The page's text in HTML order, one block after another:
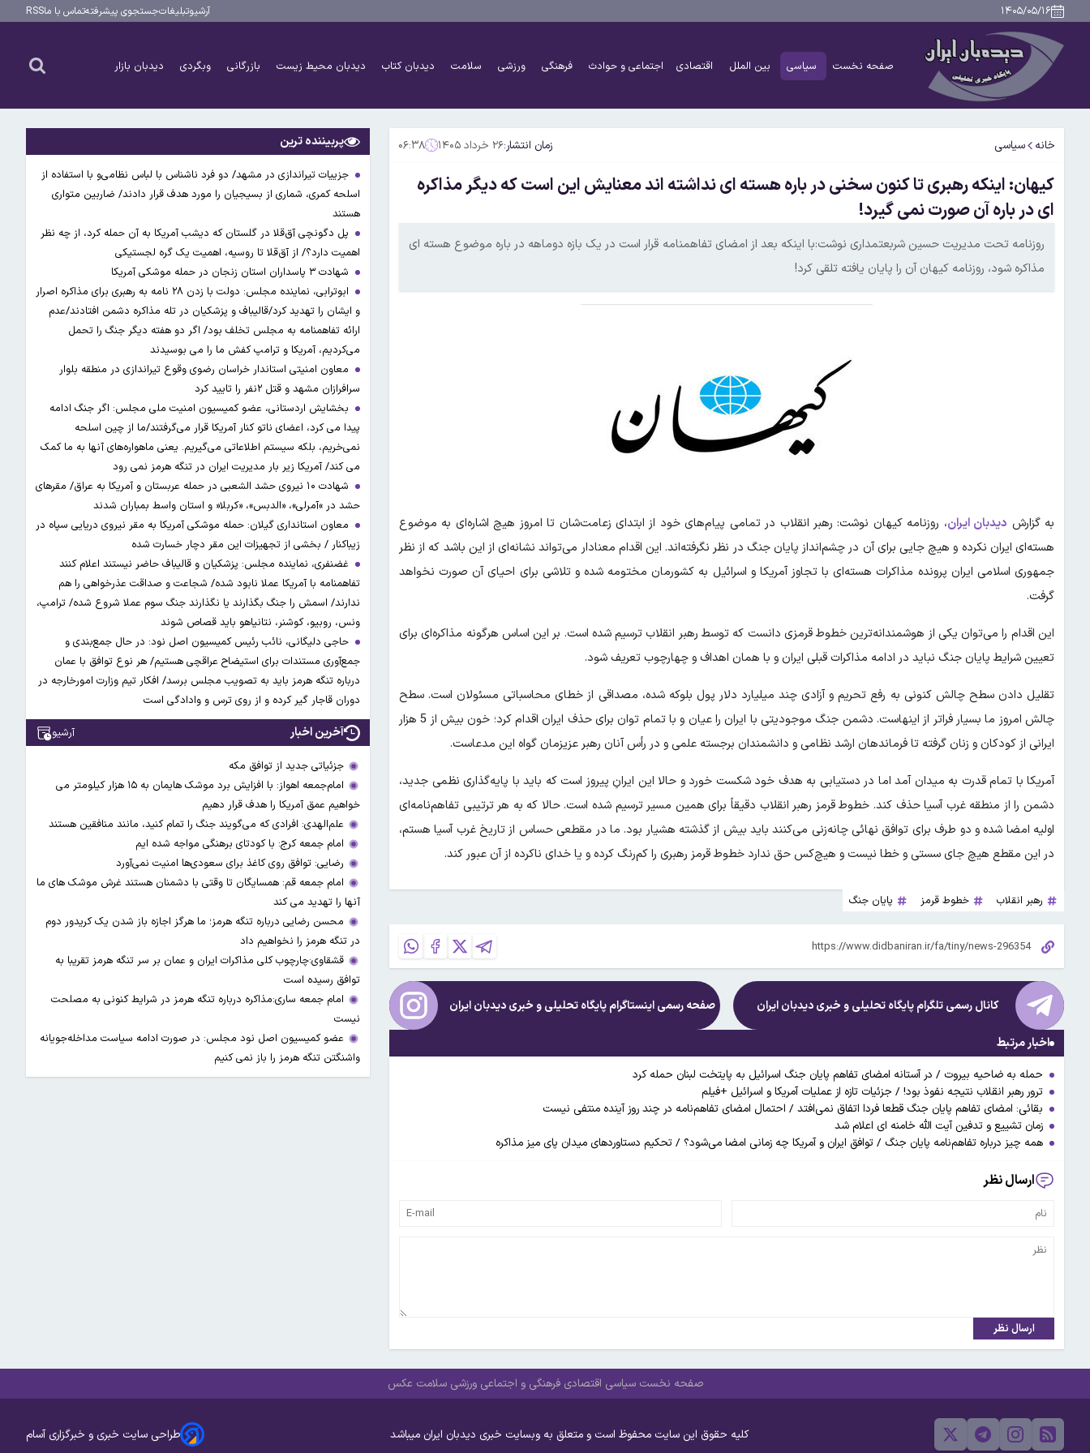
۱۴۰۵/۰۵/۱۶ آرشیوتبلیغاتجستجوی پیشرفتهتماس با ماRSS
صفحه نخست سیاسی بین الملل اقتصادی اجتماعی و حوادث فرهنگی ورزشی سلامت دیدبان کتاب دیدبان محیط زیست بازرگانی وبگردی دیدبان بازار
خانه سیاسی زمان انتشار:۲۶ خرداد ۱۴۰۵ ۰۶:۳۸
کیهان: اینکه رهبری تا کنون سخنی در باره هسته ای نداشته اند معنایش این است که دیگر مذاکره
ای در باره آن صورت نمی گیرد!
روزنامه تحت مدیریت حسین شربعتمداری نوشت:با اینکه بعد از امضای تفاهمنامه قرار است در یک بازه دوماهه در باره موضوع هسته ای
مذاکره شود، روزنامه کیهان آن را پایان یافته تلقی کرد!
به گزارش دیدبان ایران، روزنامه کیهان نوشت: رهبر انقلاب در تمامی پیام‌های خود از ابتدای زعامت‌شان تا امروز هیچ اشاره‌ای به موضوع
هسته‌ای ایران نکرده و هیچ جایی برای آن در چشم‌انداز پایان جنگ در نظر نگرفته‌اند. این اقدام معنادار می‌تواند نشانه‌ای از این باشد که از نظر
جمهوری اسلامی ایران پرونده مذاکرات هسته‌ای با تجاوز آمریکا و اسرائیل به کشورمان مختومه شده و تلاشی برای احیای آن صورت نخواهد
گرفت.
این اقدام را می‌توان یکی از هوشمندانه‌ترین خطوط قرمزی دانست که توسط رهبر انقلاب ترسیم شده است. بر این اساس هرگونه مذاکره‌ای برای
تعیین شرایط پایان جنگ نباید در ادامه مذاکرات قبلی ایران و با همان اهداف و چهارچوب تعریف شود.
تقلیل دادن سطح چالش کنونی به رفع تحریم و آزادی چند میلیارد دلار پول بلوکه شده، مصداقی از خطای محاسباتی مسئولان است. سطح
چالش امروز ما بسیار فراتر از اینهاست. دشمن جنگ موجودیتی با ایران را عیان و با تمام توان برای حذف ایران اقدام کرد؛ خون بیش از 5 هزار
ایرانی از کودکان و زنان گرفته تا فرماندهان ارشد نظامی و دانشمندان برجسته علمی و در رأس آنان رهبر عزیزمان گواه این مدعاست.
آمریکا با تمام قدرت به میدان آمد اما در دستیابی به هدف خود شکست خورد و حالا این ایرانِ پیروز است که باید با پایه‌گذاری نظمی جدید،
دشمن را از منطقه غرب آسیا حذف کند. خطوط قرمز رهبر انقلاب دقیقاً برای همین مسیر ترسیم شده است. حالا که به هر ترتیبی تفاهم‌نامه‌ای
اولیه امضا شده و دو طرف برای توافق نهائی چانه‌زنی می‌کنند باید بیش از گذشته هشیار بود. ما در مقطعی حساس از تاریخ غرب آسیا هستم،
در این مقطع هیچ جای سستی و خطا نیست و هیچ‌کس حق ندارد خطوط قرمز رهبری را کم‌رنگ کرده و یا خدای ناکرده از آن عبور کند.
رهبر انقلاب خطوط قرمز پایان جنگ
کانال رسمی تلگرام پایگاه تحلیلی و خبریدیدبان ایران صفحه رسمی اینستاگرام پایگاه تحلیلی و خبریدیدبان ایران
اخبار مرتبط
حمله به ضاحیه بیروت / در آستانه امضای تفاهم پایان جنگ اسرائیل به پایتخت لبنان حمله کرد
ترور رهبر انقلاب نتیجه نفوذ بود! / جزئیات تازه از عملیات آمریکا و اسرائیل +فیلم
بقائی: امضای تفاهم پایان جنگ قطعا فردا اتفاق نمی‌افتد / احتمال امضای تفاهم‌نامه در چند روز آینده منتفی نیست
زمان تشییع و تدفین آیت الله خامنه ای اعلام شد
همه چیز درباره تفاهم‌نامه پایان جنگ / توافق ایران و آمریکا چه زمانی امضا می‌شود؟ / تحکیم دستاوردهای میدان پای میز مذاکره
ارسال نظر
ارسال نظر
پربیننده ترین
جزییات تیراندازی در مشهد/ دو فرد ناشناس با لباس نظامی‌و با استفاده از
اسلحه کمری، شماری از بسیجیان را مورد هدف قرار دادند/ ضاربین متواری
هستند
پل دگونچی آق‌قلا در گلستان که دیشب آمریکا به آن حمله کرد، از چه نظر
اهمیت دارد؟/ از آق‌قلا تا روسیه، اهمیت یک گره لجستیکی
شهادت ۳ ‌پاسداران استان زنجان در حمله موشکی آمریکا
ابوترابی، نماینده مجلس: دولت با زدن ۲۸ نامه به رهبری برای مذاکره اصرار
و ایشان را تهدید کرد/قالیباف و پزشکیان در تله مذاکره دشمن افتادند/عدم
ارائه تفاهمنامه به مجلس تخلف بود/ اگر دو هفته دیگر جنگ را تحمل
می‌کردیم، آمریکا و ترامپ کفش ما را می بوسیدند
معاون امنیتی استاندار خراسان رضوی وقوع تیراندازی در منطقه بلوار
سرافرازان مشهد و قتل ۲نفر را تایید کرد
بخشایش اردستانی، عضو کمیسیون امنیت ملی مجلس: اگر جنگ ادامه
پیدا می کرد، اعضای ناتو کنار آمریکا قرار می‌گرفتند/ما از چین اسلحه
نمی‌خریم، بلکه سیستم اطلاعاتی می‌گیریم. یعنی ماهواره‌های آنها به ما کمک
می کند/ آمریکا زیر بار مدیریت ایران در تنگه هرمز نمی رود
شهادت ۱۰ نیروی حشد الشعبی در حمله عربستان و آمریکا به عراق/ مقرهای
حشد در »آمرلی»، «الدبس»، «کربلا« و استان واسط بمباران شدند
معاون استانداری گیلان: حمله موشکی آمریکا به مقر نیروی دریایی سپاه در
زیباکنار / بخشی از تجهیزات این مقر دچار خسارت شده
غضنفری، نماینده مجلس: پزشکیان و قالیباف حاضر نیستند اعلام کنند
تفاهمنامه با آمریکا عملا نابود شده/ شجاعت و صداقت عذرخواهی را هم
ندارند/ اسمش را جنگ بگذارند یا نگذارند جنگ سوم عملا شروع شده/ ترامپ،
ونس، روبیو، کوشنر، نتانیاهو باید قصاص شوند
حاجی دلیگانی، نائب رئیس کمیسیون اصل نود: در حال جمع‌بندی و
جمع‌آوری مستندات برای استیضاح عراقچی هستیم/ هر نوع توافق با عمان
درباره تنگه هرمز باید به تصویب مجلس برسد/ افکار تیم وزارت امورخارجه در
دوران قاجار گیر کرده و از روی ترس و وادادگی است
آخرین اخبار آرشیو
جزئیاتی جدید از توافق مکه
امام‌جمعه اهواز: با افزایش برد موشک هایمان به ۱۵ هزار کیلومتر می
خواهیم عمق آمریکا را هدف قرار دهیم
علم‌الهدی: افرادی که می‌گویند جنگ را تمام کنید، مانند منافقین هستند
امام جمعه کرج: با کودتای برهنگی مواجه شده ایم
رضایی: توافق روی کاغذ برای سعودی‌ها امنیت نمی‌آورد
امام جمعه قم: همسایگان تا وقتی با دشمنان هستند غرش موشک های ما
آنها را تهدید می کند
محسن رضایی درباره تنگه هرمز؛ ما هرگز اجازه باز شدن یک کریدور دوم
در تنگه هرمز را نخواهیم داد
قشقاوی:چارچوب کلی مذاکرات ایران و عمان بر سر تنگه هرمز تقریبا به
توافق رسیده است
امام جمعه ساری:مذاکره درباره تنگه هرمز در شرایط کنونی به مصلحت
نیست
عضو کمیسیون اصل نود مجلس: در صورت ادامه سیاست مداخله‌جویانه
واشنگتن تنگه هرمز را باز نمی کنیم
صفحه نخست سیاسی اقتصادی فرهنگی و اجتماعی ورزشی سلامت عکس
کلیه حقوق این سایت محفوظ است و متعلق به وبسایت خبری دیدبان ایران میباشد طراحی سایت خبری و خبرگزاری آسام